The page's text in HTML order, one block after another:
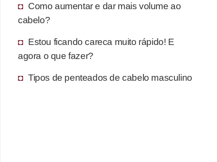
Como aumentar e dar mais volume ao
cabelo?
Estou ficando careca muito rápido! E
agora o que fazer?
Tipos de penteados de cabelo masculino